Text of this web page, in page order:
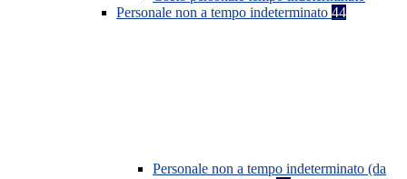
Personale non a tempo indeterminato 44
Personale non a tempo indeterminato (da